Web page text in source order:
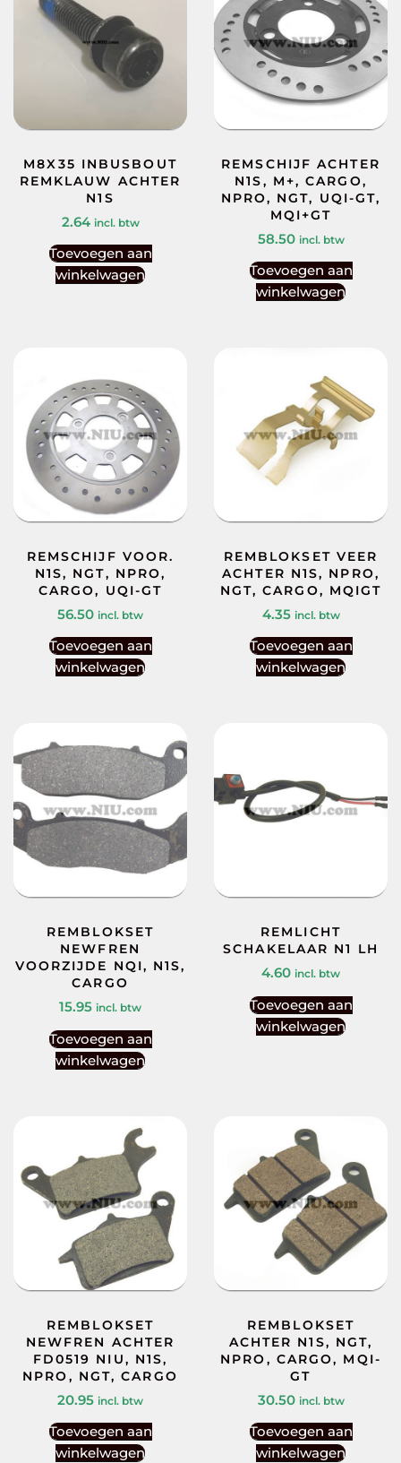
M8X35 INBUSBOUT
REMKLAUW ACHTER
N1S
2.64 incl. btw
Toevoegen aan
winkelwagen
REMSCHIJF ACHTER
N1S, M+, CARGO,
NPRO, NGT, UQI-GT,
MQI+GT
58.50 incl. btw
Toevoegen aan
winkelwagen
REMSCHIJF VOOR.
N1S, NGT, NPRO,
CARGO, UQI-GT
56.50 incl. btw
Toevoegen aan
winkelwagen
REMBLOKSET VEER
ACHTER N1S, NPRO,
NGT, CARGO, MQIGT
4.35 incl. btw
Toevoegen aan
winkelwagen
REMBLOKSET
NEWFREN
VOORZIJDE NQI, N1S,
CARGO
15.95 incl. btw
Toevoegen aan
winkelwagen
REMLICHT
SCHAKELAAR N1 LH
4.60 incl. btw
Toevoegen aan
winkelwagen
REMBLOKSET
NEWFREN ACHTER
FD0519 NIU, N1S,
NPRO, NGT, CARGO
20.95 incl. btw
Toevoegen aan
winkelwagen
REMBLOKSET
ACHTER N1S, NGT,
NPRO, CARGO, MQI-
GT
30.50 incl. btw
Toevoegen aan
winkelwagen